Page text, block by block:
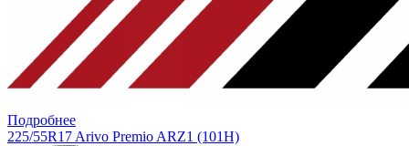
Подробнее
225/55R17 Arivo Premio ARZ1 (101H)